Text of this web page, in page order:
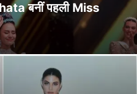
बनीं पहली Miss